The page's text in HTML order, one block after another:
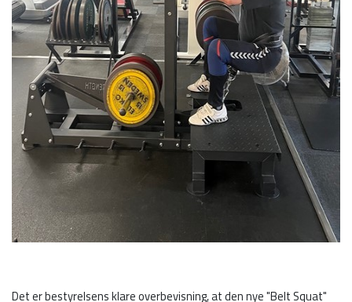
Det er bestyrelsens klare overbevisning, at den nye "Belt Squat"